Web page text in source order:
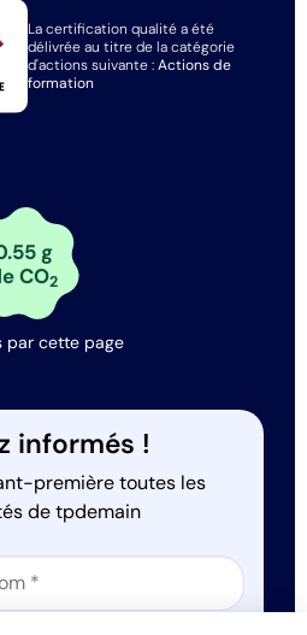
La certification qualité a été
délivrée au titre de la catégorie
d'actions suivante :Actions de
formation
g
CO2
par cette page
informés !
première toutes les
de tpdemain